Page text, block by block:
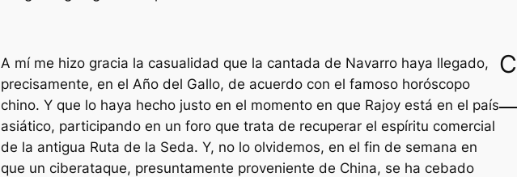
A mí me hizo gracia la casualidad que la cantada de Navarro haya llegado,
precisamente, en el Año del Gallo, de acuerdo con el famoso horóscopo
chino. Y que lo haya hecho justo en el momento en que Rajoy está en el país
asiático, participando en un foro que trata de recuperar el espíritu comercial
de la antigua Ruta de la Seda. Y, no lo olvidemos, en el fin de semana en
que un ciberataque, presuntamente proveniente de China, se ha cebado